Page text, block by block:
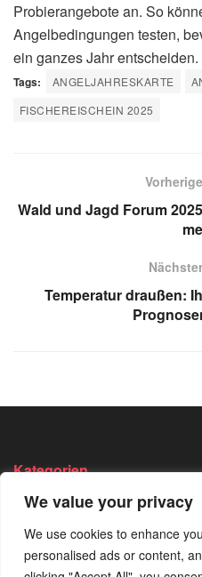
We value your privacy
We use cookies to enhance
personalised ads or content,
Probierangebote an. So
Angelbedingungen testen,
ein ganzes Jahr entscheiden.
Tags: ANGELJAHRESKARTE
FISCHEREISCHEIN 2025
Wald und Jagd Forum
Temperatur draußen:
Kategorien
Angeln
Bushcraft
Camping
Survival
Trekking
Von Der